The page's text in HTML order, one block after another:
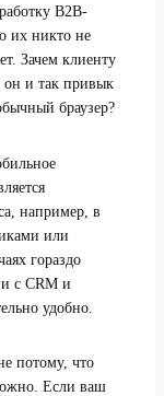
B2B-
их никто не
Зачем клиенту
он и так привык
браузер?
например, в
или
гораздо
с CRM и
удобно.
потому, что
Если ваш